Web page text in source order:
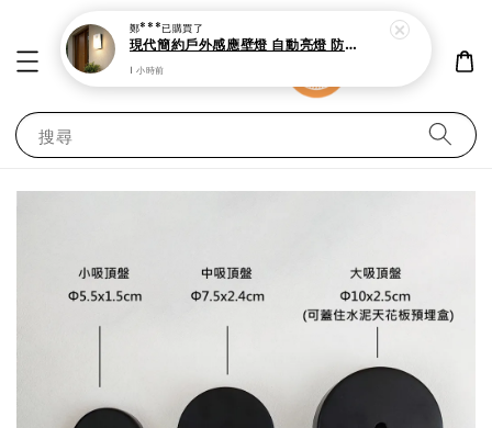
搜尋
鄭***已購買了
現代簡約戶外感應壁燈 自動亮燈 防潑水設計
1 小時前